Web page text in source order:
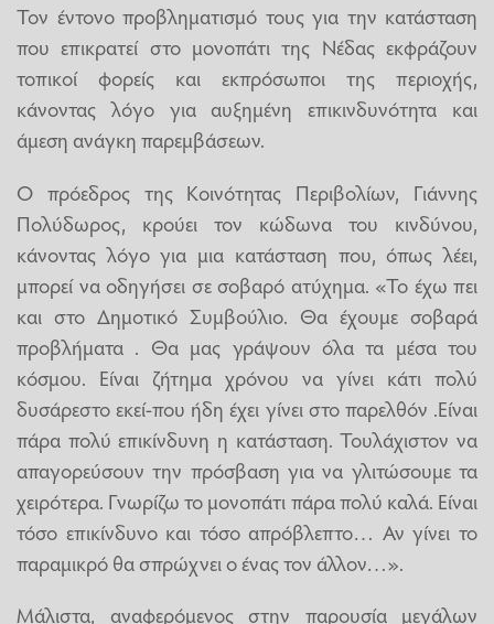
Τον έντονο προβληματισμό τους για την κατάσταση
που επικρατεί στο μονοπάτι της Νέδας εκφράζουν
τοπικοί φορείς και εκπρόσωποι της περιοχής,
κάνοντας λόγο για αυξημένη επικινδυνότητα και
άμεση ανάγκη παρεμβάσεων.
Ο πρόεδρος της Κοινότητας Περιβολίων, Γιάννης
Πολύδωρος, κρούει τον κώδωνα του κινδύνου,
κάνοντας λόγο για μια κατάσταση που, όπως λέει,
μπορεί να οδηγήσει σε σοβαρό ατύχημα. «Το έχω πει
και στο Δημοτικό Συμβούλιο. Θα έχουμε σοβαρά
προβλήματα . Θα μας γράψουν όλα τα μέσα του
κόσμου. Είναι ζήτημα χρόνου να γίνει κάτι πολύ
δυσάρεστο εκεί-που ήδη έχει γίνει στο παρελθόν .Είναι
πάρα πολύ επικίνδυνη η κατάσταση. Τουλάχιστον να
απαγορεύσουν την πρόσβαση για να γλιτώσουμε τα
χειρότερα. Γνωρίζω το μονοπάτι πάρα πολύ καλά. Είναι
τόσο επικίνδυνο και τόσο απρόβλεπτο… Αν γίνει το
παραμικρό θα σπρώχνει ο ένας τον άλλον…».
Μάλιστα, αναφερόμενος στην παρουσία μεγάλων